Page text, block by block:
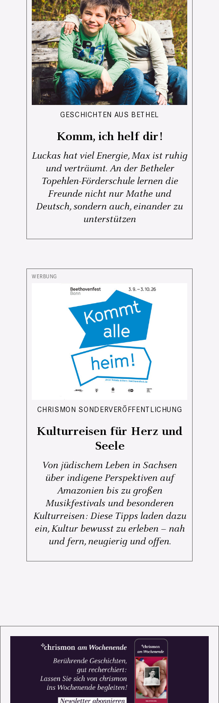
GESCHICHTEN AUS BETHEL
Komm, ich helf dir!
Luckas hat viel Energie, Max ist ruhig
und verträumt. An der Betheler
Topehlen-Förderschule lernen die
Freunde nicht nur Mathe und
Deutsch, sondern auch, einander zu
unterstützen
CHRISMON SONDERVERÖFFENTLICHUNG
Kulturreisen für Herz und
Seele
Von jüdischem Leben in Sachsen
über indigene Perspektiven auf
Amazonien bis zu großen
Musikfestivals und besonderen
Kulturreisen: Diese Tipps laden dazu
ein, Kultur bewusst zu erleben – nah
und fern, neugierig und offen.